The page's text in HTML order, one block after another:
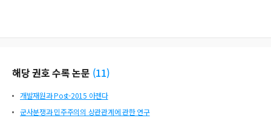
해당 권호 수록 논문 (11)
개발재원과 Post-2015 아젠다
군사분쟁과 민주주의의 상관관계에 관한 연구